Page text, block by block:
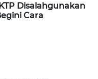
Disalahgunakan
Cara